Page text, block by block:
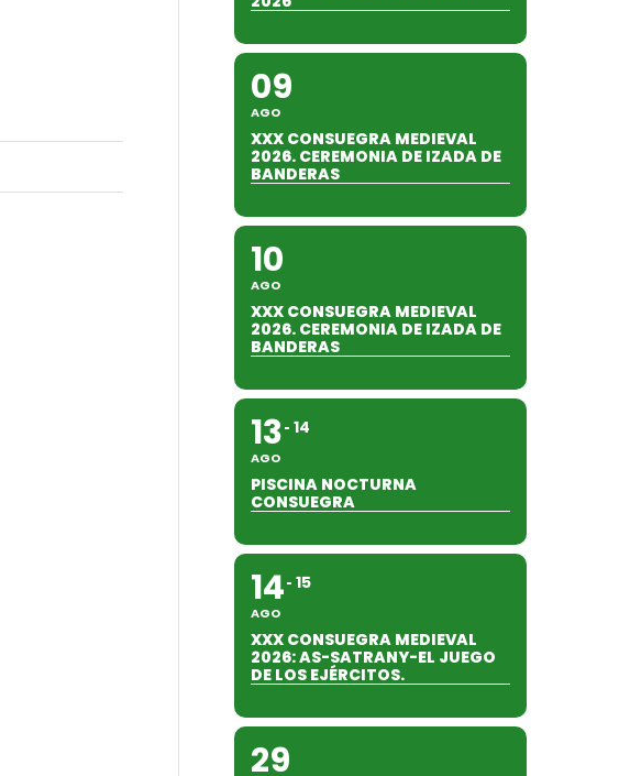
09
AGO
XXX CONSUEGRA MEDIEVAL
2026. CEREMONIA DE IZADA DE
BANDERAS
10
AGO
XXX CONSUEGRA MEDIEVAL
2026. CEREMONIA DE IZADA DE
BANDERAS
13
AGO
14
PISCINA NOCTURNA
CONSUEGRA
14
AGO
15
XXX CONSUEGRA MEDIEVAL
2026: AS-SATRANY-EL JUEGO
DE LOS EJÉRCITOS.
29